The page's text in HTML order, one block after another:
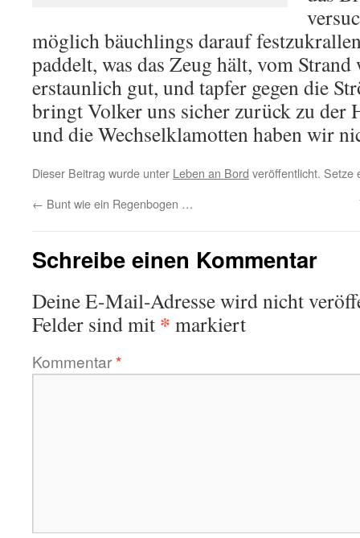
möglich bäuchlings darauf
paddelt, was das Zeug hält, vom Strand
erstaunlich gut, und tapfer gegen die
bringt Volker uns sicher zurück zu der
und die Wechselklamotten haben wir
Dieser Beitrag wurde unter Leben an Bord veröffentlicht.
← Bunt wie ein Regenbogen …
Schreibe einen Kommentar
Deine E-Mail-Adresse wird nicht
Felder sind mit * markiert
Kommentar*